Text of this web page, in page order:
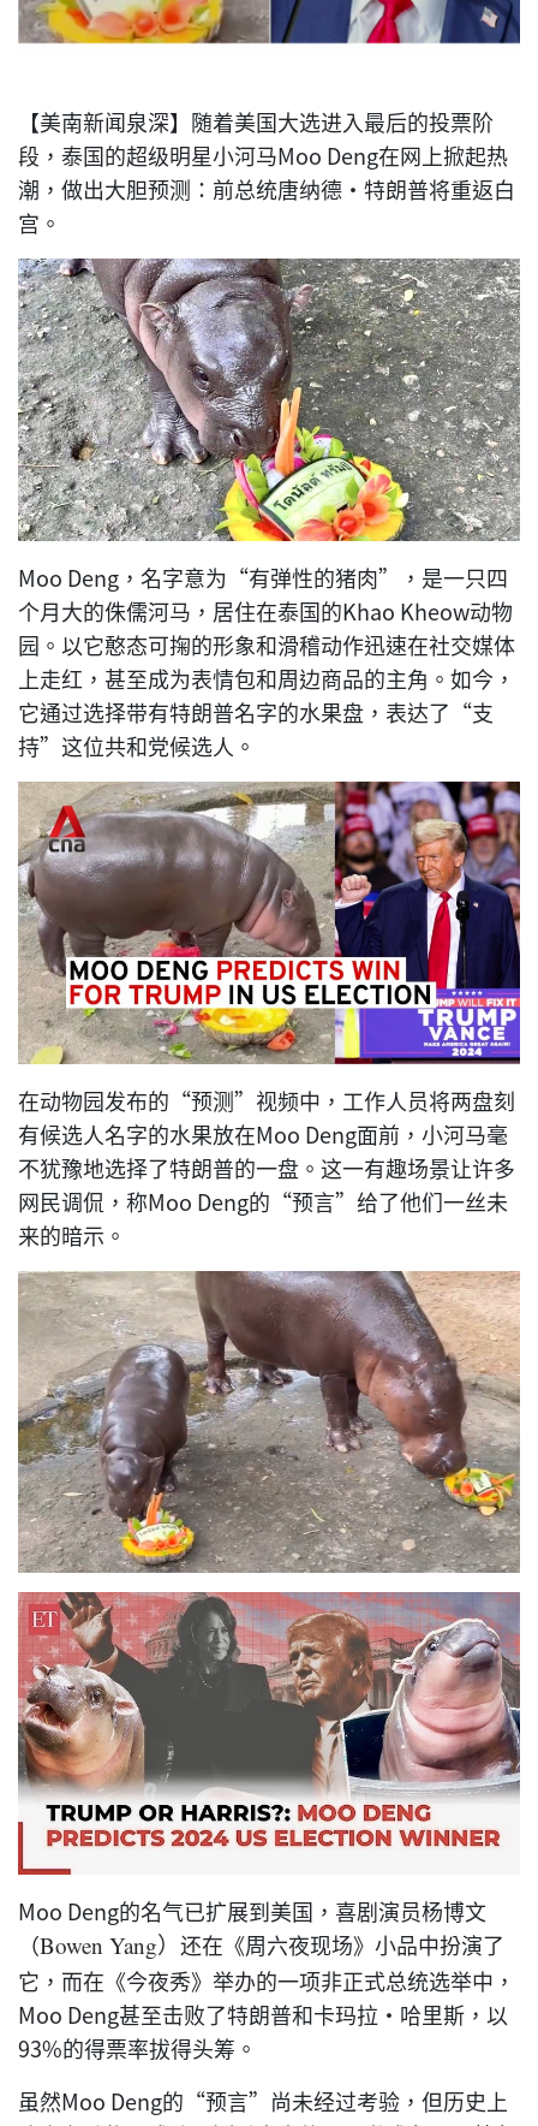
【美南新闻泉深】随着美国大选进入最后的投票阶
段，泰国的超级明星小河马Moo Deng在网上掀起热
潮，做出大胆预测：前总统唐纳德·特朗普将重返白
宫。
Moo Deng，名字意为“有弹性的猪肉”，是一只四
个月大的侏儒河马，居住在泰国的Khao Kheow动物
园。以它憨态可掬的形象和滑稽动作迅速在社交媒体
上走红，甚至成为表情包和周边商品的主角。如今，
它通过选择带有特朗普名字的水果盘，表达了“支
持”这位共和党候选人。
在动物园发布的“预测”视频中，工作人员将两盘刻
有候选人名字的水果放在Moo Deng面前，小河马毫
不犹豫地选择了特朗普的一盘。这一有趣场景让许多
网民调侃，称Moo Deng的“预言”给了他们一丝未
来的暗示。
Moo Deng的名气已扩展到美国，喜剧演员杨博文
（Bowen Yang） 还在《周六夜现场》小品中扮演了
它，而在《今夜秀》举办的一项非正式总统选举中，
Moo Deng甚至击败了特朗普和卡玛拉·哈里斯，以
93%的得票率拔得头筹。
虽然Moo Deng的“预言”尚未经过考验，但历史上